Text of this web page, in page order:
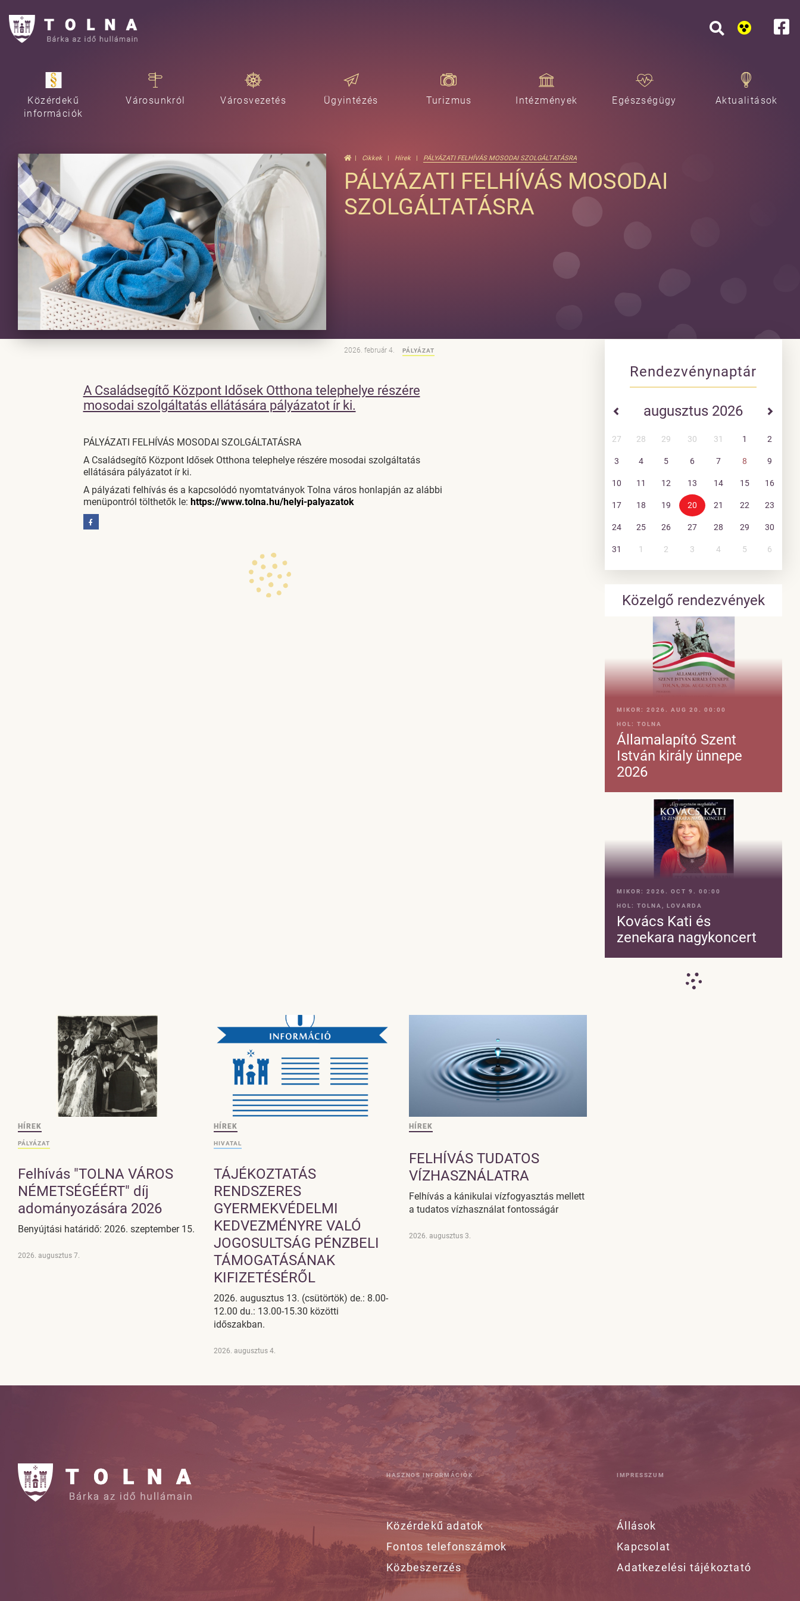
Közérdekű
információk
Városunkról Városvezetés Ügyintézés Turizmus Intézmények Egészségügy Aktualitások
Cikkek Hírek PÁLYÁZATI FELHÍVÁS MOSODAI SZOLGÁLTATÁSRA
PÁLYÁZATI FELHÍVÁS MOSODAI
SZOLGÁLTATÁSRA
2026. február 4. PÁLYÁZAT
A Családsegítő Központ Idősek Otthona telephelye részére
mosodai szolgáltatás ellátására pályázatot ír ki.
PÁLYÁZATI FELHÍVÁS MOSODAI SZOLGÁLTATÁSRA
A Családsegítő Központ Idősek Otthona telephelye részére mosodai szolgáltatás
ellátására pályázatot ír ki.
A pályázati felhívás és a kapcsolódó nyomtatványok Tolna város honlapján az alábbi
menüpontról tölthetők le: https://www.tolna.hu/helyi-palyazatok
Rendezvénynaptár
augusztus 2026
27 28 29 30 31 1 2
3 4 5 6 7 8 9
10 11 12 13 14 15 16
17 18 19 20 21 22 23
24 25 26 27 28 29 30
31 1 2 3 4 5 6
Közelgő rendezvények
MIKOR: 2026. AUG 20. 00:00
HOL: TOLNA
Államalapító Szent
István király ünnepe
2026
MIKOR: 2026. OCT 9. 00:00
HOL: TOLNA, LOVARDA
Kovács Kati és
zenekara nagykoncert
HÍREK
PÁLYÁZAT
Felhívás "TOLNA VÁROS
NÉMETSÉGÉÉRT" díj
adományozására 2026
Benyújtási határidő: 2026. szeptember 15.
2026. augusztus 7.
HÍREK
HIVATAL
TÁJÉKOZTATÁS
RENDSZERES
GYERMEKVÉDELMI
KEDVEZMÉNYRE VALÓ
JOGOSULTSÁG PÉNZBELI
TÁMOGATÁSÁNAK
KIFIZETÉSÉRŐL
2026. augusztus 13. (csütörtök) de.: 8.00-
12.00 du.: 13.00-15.30 közötti
időszakban.
2026. augusztus 4.
HÍREK
FELHÍVÁS TUDATOS
VÍZHASZNÁLATRA
Felhívás a kánikulai vízfogyasztás mellett
a tudatos vízhasználat fontosságár
2026. augusztus 3.
HASZNOS INFORMÁCIÓK
Közérdekű adatok
Fontos telefonszámok
Közbeszerzés
IMPRESSZUM
Állások
Kapcsolat
Adatkezelési tájékoztató